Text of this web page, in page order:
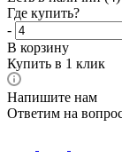
Где купить?
-
В корзину
Купить в 1 клик
Напишите нам
Ответим на